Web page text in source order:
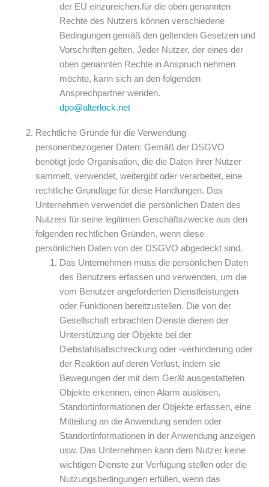
der EU einzureichen.für die oben genannten
Rechte des Nutzers können verschiedene
Bedingungen gemäß den geltenden Gesetzen und
Vorschriften gelten. Jeder Nutzer, der eines der
oben genannten Rechte in Anspruch nehmen
möchte, kann sich an den folgenden
Ansprechpartner wenden.
dpo@alterlock.net
Rechtliche Gründe für die Verwendung
personenbezogener Daten: Gemäß der DSGVO
benötigt jede Organisation, die die Daten ihrer Nutzer
sammelt, verwendet, weitergibt oder verarbeitet, eine
rechtliche Grundlage für diese Handlungen. Das
Unternehmen verwendet die persönlichen Daten des
Nutzers für seine legitimen Geschäftszwecke aus den
folgenden rechtlichen Gründen, wenn diese
persönlichen Daten von der DSGVO abgedeckt sind.
Das Unternehmen muss die persönlichen Daten
des Benutzers erfassen und verwenden, um die
vom Benutzer angeforderten Dienstleistungen
oder Funktionen bereitzustellen. Die von der
Gesellschaft erbrachten Dienste dienen der
Unterstützung der Objekte bei der
Diebstahlsabschreckung oder -verhinderung oder
der Reaktion auf deren Verlust, indem sie
Bewegungen der mit dem Gerät ausgestatteten
Objekte erkennen, einen Alarm auslösen,
Standortinformationen der Objekte erfassen, eine
Mitteilung an die Anwendung senden oder
Standortinformationen in der Anwendung anzeigen
usw. Das Unternehmen kann dem Nutzer keine
wichtigen Dienste zur Verfügung stellen oder die
Nutzungsbedingungen erfüllen, wenn das